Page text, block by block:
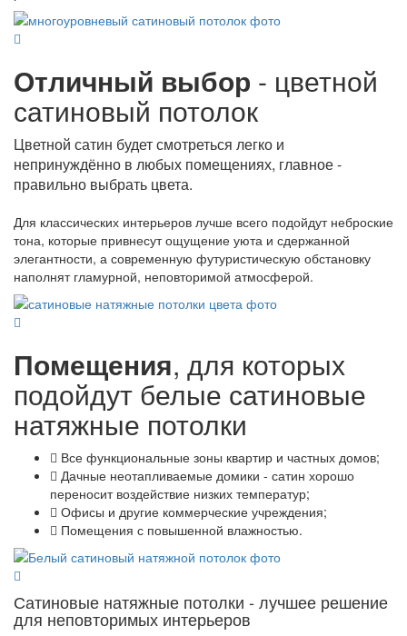
Отличный выбор - цветной
сатиновый потолок
Цветной сатин будет смотреться легко и
непринуждённо в любых помещениях, главное -
правильно выбрать цвета.
Для классических интерьеров лучше всего подойдут неброские
тона, которые привнесут ощущение уюта и сдержанной
элегантности, а современную футуристическую обстановку
наполнят гламурной, неповторимой атмосферой.
Помещения, для которых
подойдут белые сатиновые
натяжные потолки
Все функциональные зоны квартир и частных домов;
Дачные неотапливаемые домики - сатин хорошо
переносит воздействие низких температур;
Офисы и другие коммерческие учреждения;
Помещения с повышенной влажностью.
Сатиновые натяжные потолки - лучшее решение
для неповторимых интерьеров